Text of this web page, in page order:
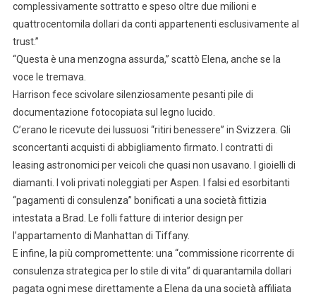
complessivamente sottratto e speso oltre due milioni e
quattrocentomila dollari da conti appartenenti esclusivamente al
trust.”
“Questa è una menzogna assurda,” scattò Elena, anche se la
voce le tremava.
Harrison fece scivolare silenziosamente pesanti pile di
documentazione fotocopiata sul legno lucido.
C’erano le ricevute dei lussuosi “ritiri benessere” in Svizzera. Gli
sconcertanti acquisti di abbigliamento firmato. I contratti di
leasing astronomici per veicoli che quasi non usavano. I gioielli di
diamanti. I voli privati noleggiati per Aspen. I falsi ed esorbitanti
“pagamenti di consulenza” bonificati a una società fittizia
intestata a Brad. Le folli fatture di interior design per
l’appartamento di Manhattan di Tiffany.
E infine, la più compromettente: una “commissione ricorrente di
consulenza strategica per lo stile di vita” di quarantamila dollari
pagata ogni mese direttamente a Elena da una società affiliata